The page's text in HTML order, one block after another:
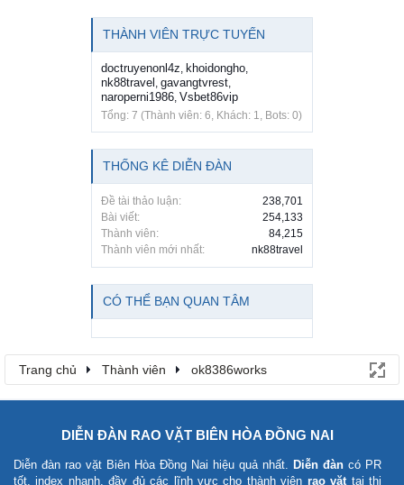
THÀNH VIÊN TRỰC TUYẾN
doctruyenonl4z, khoidongho,
nk88travel , gavangtvrest,
naroperni1986, Vsbet86vip
Tổng: 7 (Thành viên: 6, Khách: 1, Bots: 0)
THỐNG KÊ DIỄN ĐÀN
Đề tài thảo luận:
238,701
Bài viết:
254,133
Thành viên:
84,215
Thành viên mới nhất:
nk88travel
CÓ THỂ BẠN QUAN TÂM
Trang chủ Thành viên ok8386works
DIỄN ĐÀN RAO VẶT BIÊN HÒA ĐỒNG NAI
Diễn đàn rao vặt Biên Hòa Đồng Nai hiệu quả nhất. Diễn đàn có PR
tốt, index nhanh, đầy đủ các lĩnh vực cho thành viên rao vặttại thị